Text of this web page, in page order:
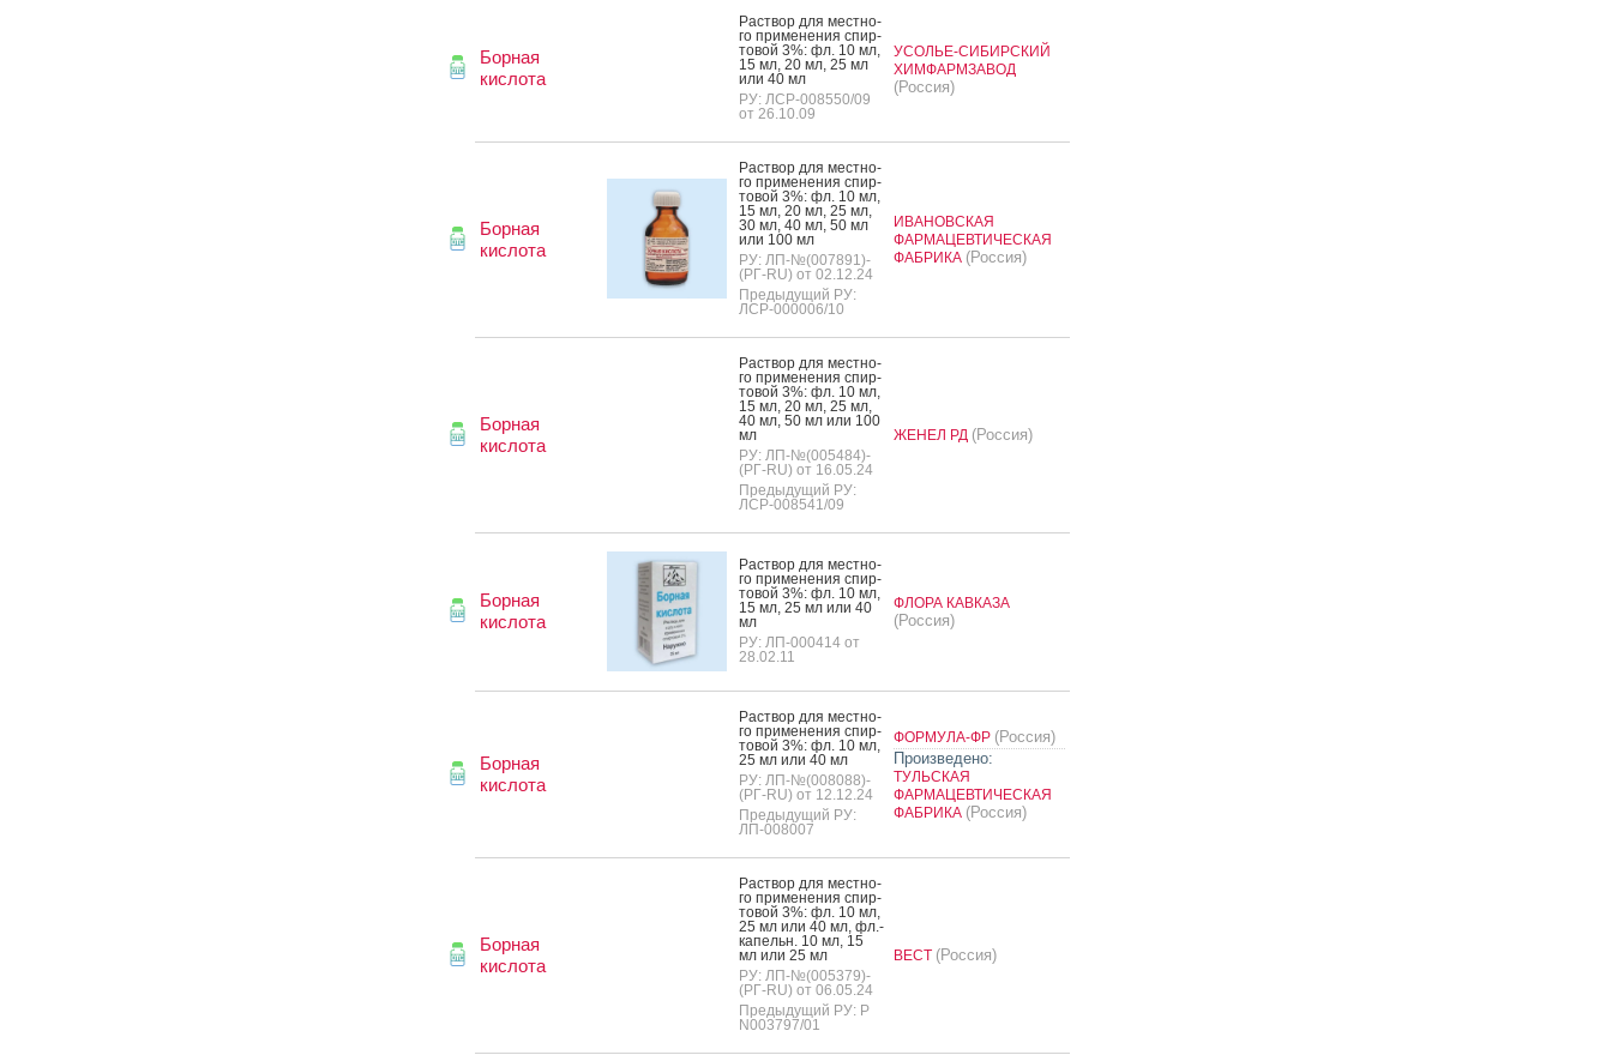
Борная
кислота
Рас­твор для мес­тно­
го при­мене­ния спир­
то­вой 3%: фл. 10 мл,
15 мл, 20 мл, 25 мл
или 40 мл
РУ: ЛСР-008550/09
от 26.10.09
УСОЛЬЕ-СИБИРСКИЙ
ХИМФАРМЗАВОД
(Россия)
Борная
кислота
Рас­твор для мес­тно­
го при­мене­ния спир­
то­вой 3%: фл. 10 мл,
15 мл, 20 мл, 25 мл,
30 мл, 40 мл, 50 мл
или 100 мл
РУ: ЛП-№(007891)-
(РГ-RU) от 02.12.24
Предыдущий РУ:
ЛСР-000006/10
ИВАНОВСКАЯ
ФАРМАЦЕВТИЧЕСКАЯ
ФАБРИКА (Россия)
Борная
кислота
Рас­твор для мес­тно­
го при­мене­ния спир­
то­вой 3%: фл. 10 мл,
15 мл, 20 мл, 25 мл,
40 мл, 50 мл или 100
мл
РУ: ЛП-№(005484)-
(РГ-RU) от 16.05.24
Предыдущий РУ:
ЛСР-008541/09
ЖЕНЕЛ РД (Россия)
Борная
кислота
Рас­твор для мес­тно­
го при­мене­ния спир­
то­вой 3%: фл. 10 мл,
15 мл, 25 мл или 40
мл
РУ: ЛП-000414 от
28.02.11
ФЛОРА КАВКАЗА
(Россия)
Борная
кислота
Рас­твор для мес­тно­
го при­мене­ния спир­
то­вой 3%: фл. 10 мл,
25 мл или 40 мл
РУ: ЛП-№(008088)-
(РГ-RU) от 12.12.24
Предыдущий РУ:
ЛП-008007
ФОРМУЛА-ФР (Россия)
Произведено:
ТУЛЬСКАЯ
ФАРМАЦЕВТИЧЕСКАЯ
ФАБРИКА (Россия)
Борная
кислота
Рас­твор для мес­тно­
го при­мене­ния спир­
то­вой 3%: фл. 10 мл,
25 мл или 40 мл, фл.-
ка­пельн. 10 мл, 15
мл или 25 мл
РУ: ЛП-№(005379)-
(РГ-RU) от 06.05.24
Предыдущий РУ: Р
N003797/01
ВЕСТ (Россия)